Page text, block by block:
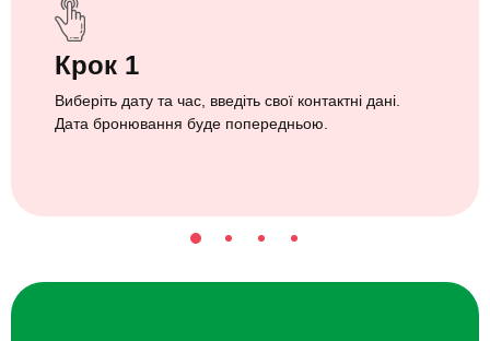
Крок 1
Виберіть дату та час, введіть свої контактні дані.
Дата бронювання буде попередньою.